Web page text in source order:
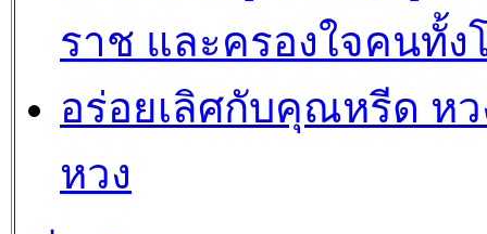
ราช และครองใจคนทั้ง
อร่อยเลิศกับคุณหรีด หว
หวง